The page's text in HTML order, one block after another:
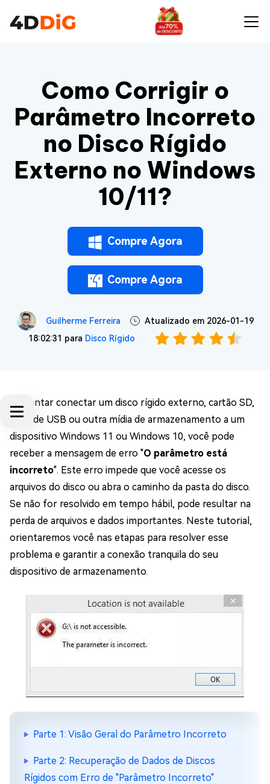
Como Corrigir o
Parâmetro Incorreto
no Disco Rígido
Externo no Windows
10/11?
Compre Agora
Compre Agora
Guilherme Ferreira
Atualizado em 2026-01-19
18:02:31 para Disco Rígido
Ao tentar conectar um disco rígido externo, cartão SD,
unidade USB ou outra mídia de armazenamento a um
dispositivo Windows 11 ou Windows 10, você pode
receber a mensagem de erro "O parâmetro está
incorreto". Este erro impede que você acesse os
arquivos do disco ou abra o caminho da pasta do disco.
Se não for resolvido em tempo hábil, pode resultar na
perda de arquivos e dados importantes. Neste tutorial,
orientaremos você nas etapas para resolver esse
problema e garantir a conexão tranquila do seu
dispositivo de armazenamento.
Parte 1: Visão Geral do Parâmetro Incorreto
Parte 2: Recuperação de Dados de Discos
Rígidos com Erro de "Parâmetro Incorreto"